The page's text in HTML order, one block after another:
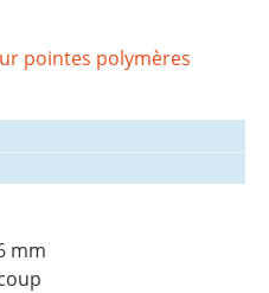
pointes polymères
mm